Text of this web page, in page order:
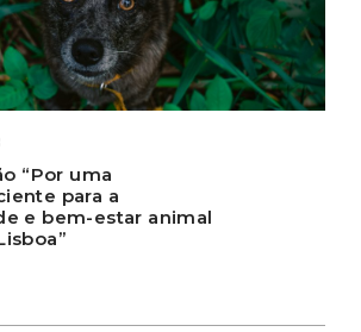
“Por uma
para a
e bem-estar animal